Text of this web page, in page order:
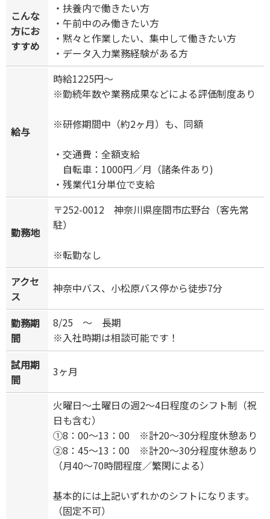
こんな
方にお
すすめ
・扶養内で働きたい方
・午前中のみ働きたい方
・黙々と作業したい、集中して働きたい方
・データ入力業務経験がある方
給与
時給1225円～
※勤続年数や業務成果などによる評価制度あり
※研修期間中（約2ヶ月）も、同額
・交通費：全額支給
自転車：1000円／月（諸条件あり)
・残業代1分単位で支給
勤務地
〒252-0012 神奈川県座間市広野台（客先常
駐）
※転勤なし
アクセ
ス
神奈中バス、小松原バス停から徒歩7分
勤務期
間
8/25 ～ 長期
※入社時期は相談可能です！
試用期
間
3ヶ月
火曜日～土曜日の週2～4日程度のシフト制（祝
日も含む）
①8：00～13：00 ※計20～30分程度休憩あり
②8：45～13：00 ※計20～30分程度休憩あり
（月40～70時間程度／繁閑による）
基本的には上記いずれかのシフトになります。
（固定不可）